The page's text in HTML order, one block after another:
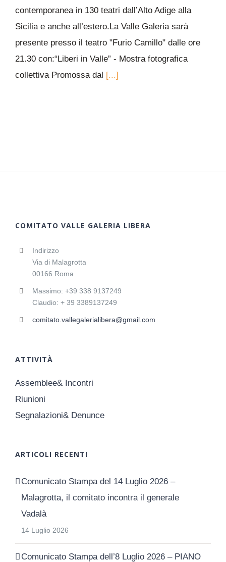
contemporanea in 130 teatri dall’Alto Adige alla
Sicilia e anche all’estero.La Valle Galeria sarà
presente presso il teatro "Furio Camillo" dalle ore
21.30 con:“Liberi in Valle” - Mostra fotografica
collettiva Promossa dal [...]
COMITATO VALLE GALERIA LIBERA
Indirizzo
Via di Malagrotta
00166 Roma
Massimo: +39 338 9137249
Claudio: + 39 3389137249
comitato.vallegalerialibera@gmail.com
ATTIVITÀ
Assemblee& Incontri
Riunioni
Segnalazioni& Denunce
ARTICOLI RECENTI
Comunicato Stampa del 14 Luglio 2026 –
Malagrotta, il comitato incontra il generale
Vadalà
14 Luglio 2026
Comunicato Stampa dell’8 Luglio 2026 – PIANO